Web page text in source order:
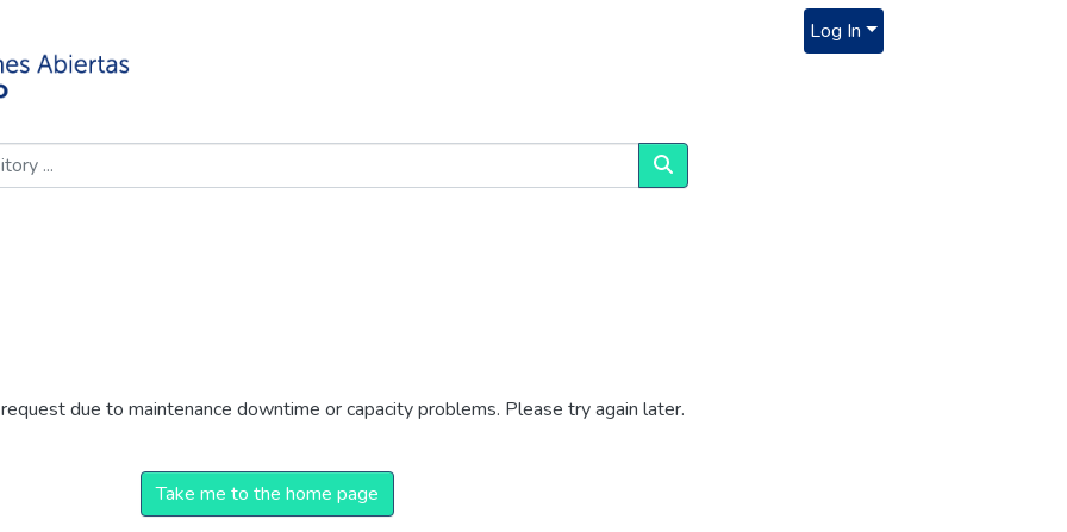
Log In
due to maintenance downtime or capacity problems. Please try again later.
Take me to the home page